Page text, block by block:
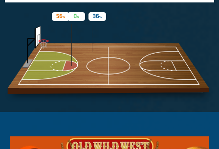
0
56 36